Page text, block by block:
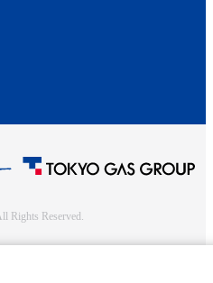
Rights Reserved.